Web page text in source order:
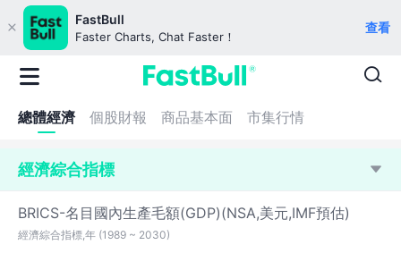
FastBull
Faster Charts, Chat Faster！
查看
總體經濟 個股財報 商品基本面 市集行情
經濟綜合指標
BRICS-名目國內生產毛額(GDP)(NSA,美元,IMF預估)
經濟綜合指標,年 (1989 ~ 2030)